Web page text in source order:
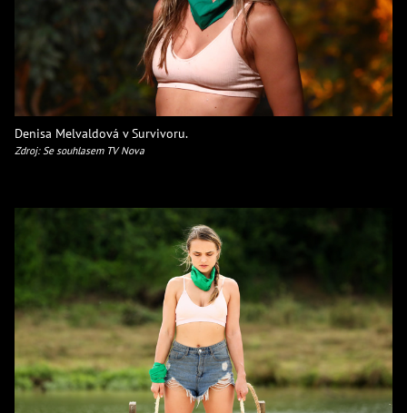
Denisa Melvaldová v Survivoru.
Zdroj: Se souhlasem TV Nova